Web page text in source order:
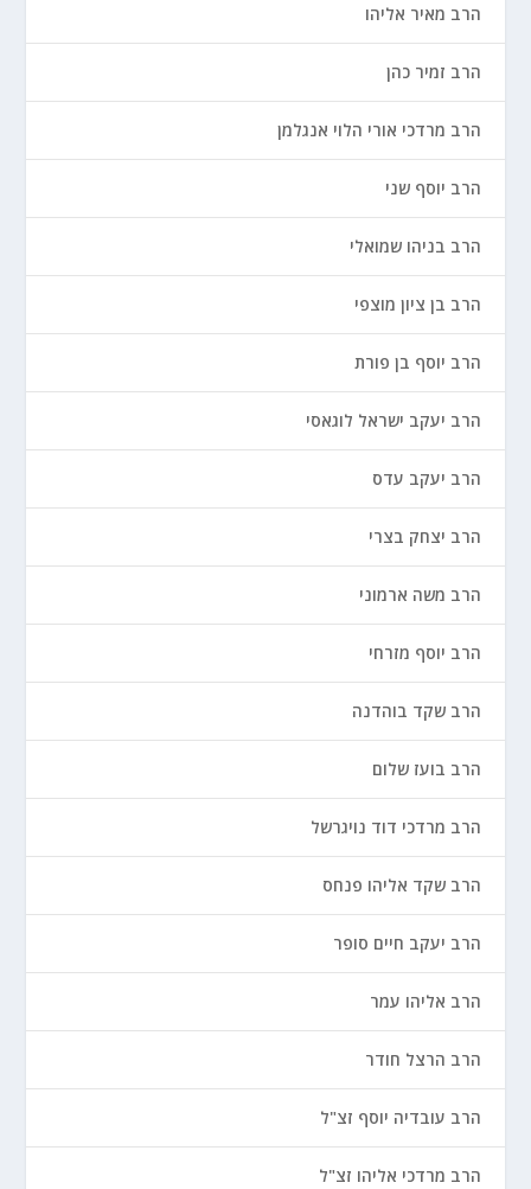
הרב מאיר אליהו
הרב זמיר כהן
הרב מרדכי אורי הלוי אנגלמן
הרב יוסף שני
הרב בניהו שמואלי
הרב בן ציון מוצפי
הרב יוסף בן פורת
הרב יעקב ישראל לוגאסי
הרב יעקב עדס
הרב יצחק בצרי
הרב משה ארמוני
הרב יוסף מזרחי
הרב שקד בוהדנה
הרב בועז שלום
הרב מרדכי דוד נויגרשל
הרב שקד אליהו פנחס
הרב יעקב חיים סופר
הרב אליהו עמר
הרב הרצל חודר
הרב עובדיה יוסף זצ"ל
הרב מרדכי אליהו זצ"ל